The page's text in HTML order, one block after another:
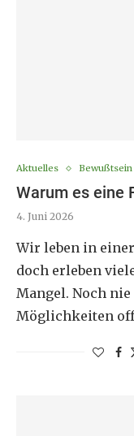
Aktuelles Bewußtsein
Warum es eine
4. Juni 2026
Wir leben in
doch erleben
Mangel. Noch
Möglichkeiten